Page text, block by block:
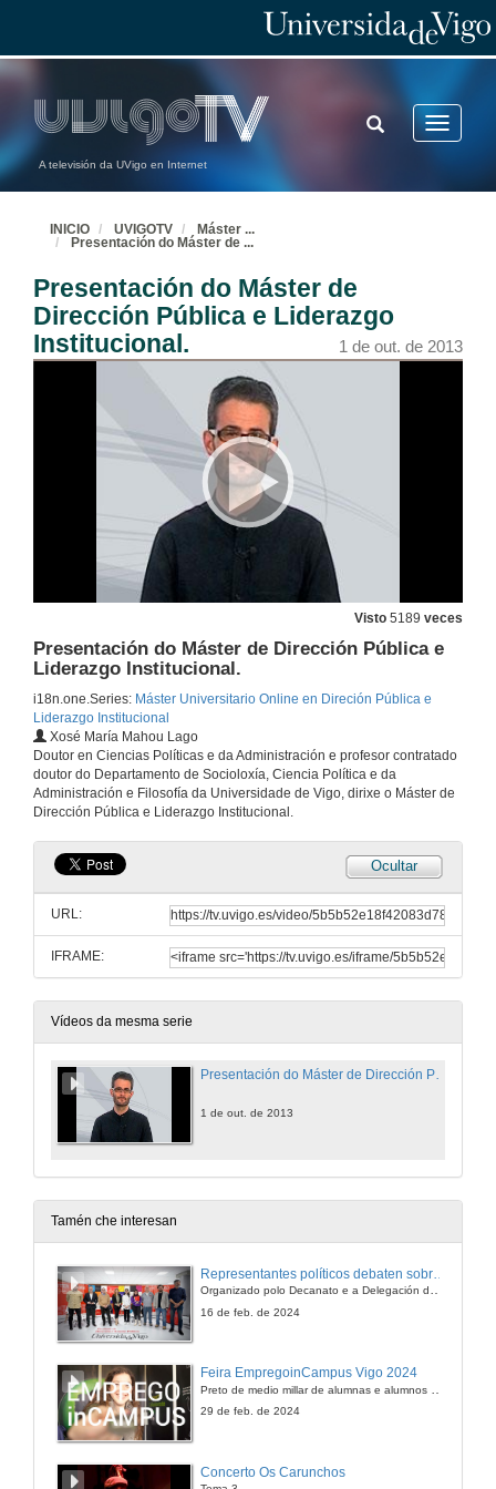
A televisión da UVigo en Internet
Toggle
TOGGLE
SEARCH
INICIO UVIGOTV Máster ...
Presentación do Máster de ...
Presentación do Máster de
Dirección Pública e Liderazgo
Institucional.
1 de out. de 2013
Visto 5189 veces
Presentación do Máster de Dirección Pública e
Liderazgo Institucional.
i18n.one.Series: Máster Universitario Online en Direción Pública e
Liderazgo Institucional
Xosé María Mahou Lago
Doutor en Ciencias Políticas e da Administración e profesor contratado
doutor do Departamento de Socioloxía, Ciencia Política e da
Administración e Filosofía da Universidade de Vigo, dirixe o Máster de
Dirección Pública e Liderazgo Institucional.
Ocultar
URL:
IFRAME:
Vídeos da mesma serie
Presentación do Máster de Dirección Pública e Liderazgo Institucional.
1 de out. de 2013
Tamén che interesan
Organizado polo Decanato e a Delegación de Alumnado de Dirección e Xestión Pública e coa participación de candidatos de PP, BNG, PSOE, Sumar e Podemos
16 de feb. de 2024
Feira EmpregoinCampus Vigo 2024
29 de feb. de 2024
Concerto Os Carunchos